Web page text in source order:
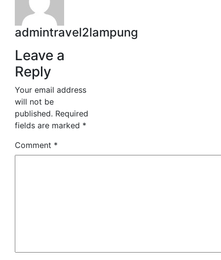
admintravel2lampung
Leave a
Reply
Your email address
will not be
published. Required
fields are marked *
Comment *